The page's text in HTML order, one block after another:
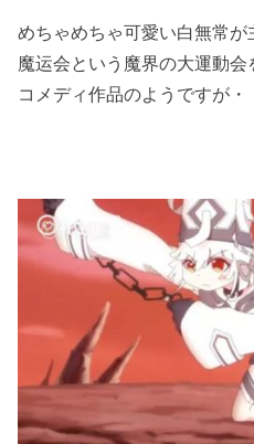
めちゃめちゃ可愛い白無常が
魔运会という魔界の大運動
コメディ作品のようですが・